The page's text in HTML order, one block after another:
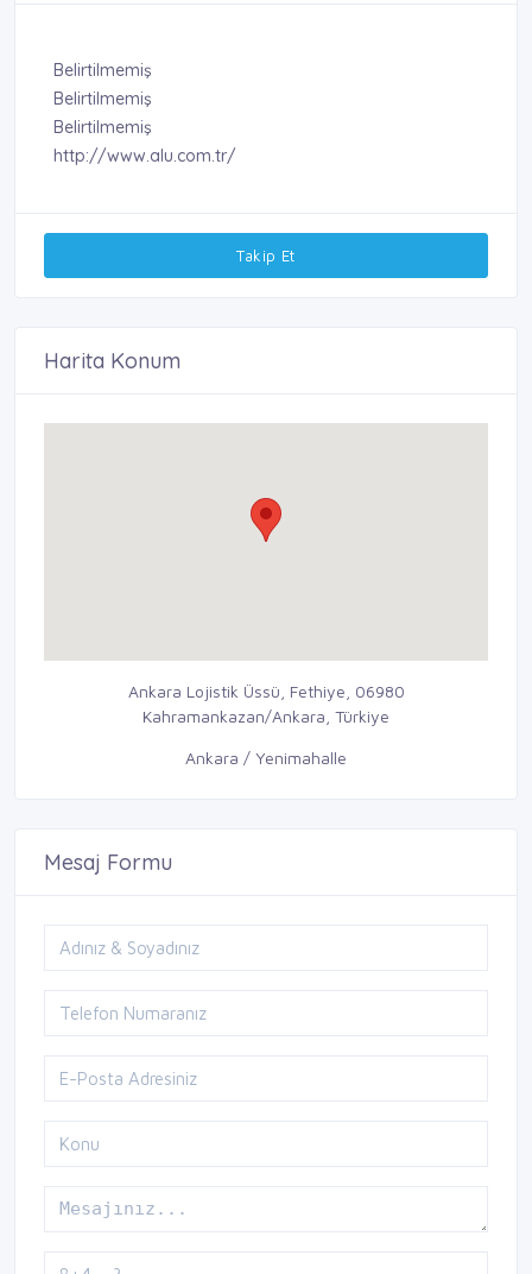
Belirtilmemiş
Belirtilmemiş
Belirtilmemiş
http://www.alu.com.tr/
Takip Et
Harita Konum
Ankara Lojistik Üssü, Fethiye, 06980
Kahramankazan/Ankara, Türkiye
Ankara / Yenimahalle
Mesaj Formu